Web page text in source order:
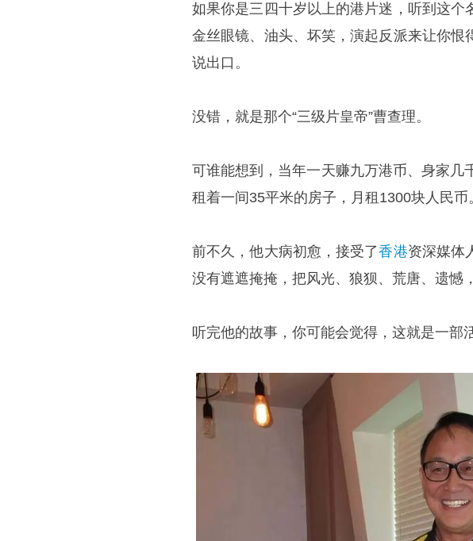
如果你是三四十岁以上的港片迷，听到这
金丝眼镜、油头、坏笑，演起反派来让你恨
说出口。
没错，就是那个“三级片皇帝”曹查理。
可谁能想到，当年一天赚九万港币、身家
租着一间35平米的房子，月租1300块人民币
前不久，他大病初愈，接受了香港资深媒体
没有遮遮掩掩，把风光、狼狈、荒唐、遗憾
听完他的故事，你可能会觉得，这就是一部